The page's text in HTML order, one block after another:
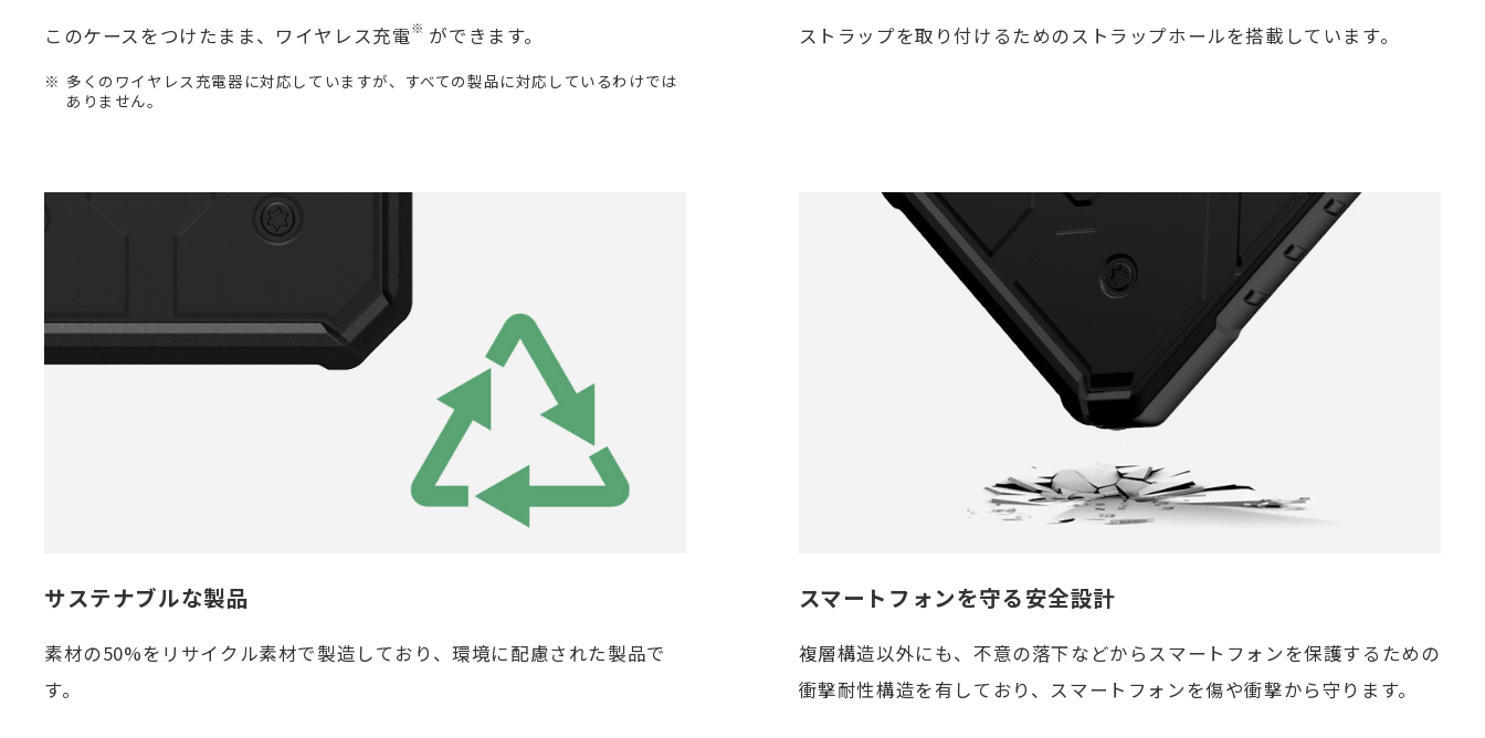
このケースをつけたまま、ワイヤレス充電※ ができます。
多くのワイヤレス充電器に対応していますが、すべての製品に対応しているわけでは
ありません。
ストラップを取り付けるためのストラップホールを搭載しています。
サステナブルな製品
素材の50%をリサイクル素材で製造しており、環境に配慮された製品で
す。
スマートフォンを守る安全設計
複層構造以外にも、不意の落下などからスマートフォンを保護するための
衝撃耐性構造を有しており、スマートフォンを傷や衝撃から守ります。